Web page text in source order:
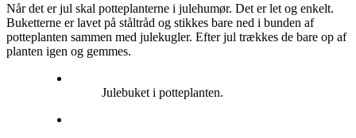
Når det er jul skal potteplanterne i julehumør. Det er let og enkelt.
Buketterne er lavet på ståltråd og stikkes bare ned i bunden af
potteplanten sammen med julekugler. Efter jul trækkes de bare op af
planten igen og gemmes.
Julebuket i potteplanten.